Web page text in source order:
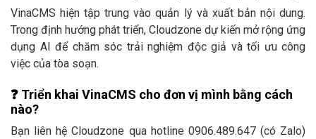
VinaCMS hiện tập trung vào quản lý và xuất bản nội dung.
Trong định hướng phát triển, Cloudzone dự kiến mở rộng ứng
dụng AI để chăm sóc trải nghiệm độc giả và tối ưu công
việc của tòa soạn.
❓ Triển khai VinaCMS cho đơn vị mình bằng cách
nào?
Bạn liên hệ Cloudzone qua hotline 0906.489.647 (có Zalo)